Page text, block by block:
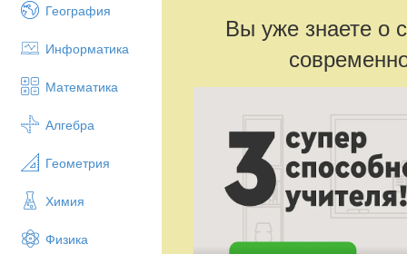
География
Информатика
Математика
Алгебра
Геометрия
Химия
Физика
Вы уже знаете о